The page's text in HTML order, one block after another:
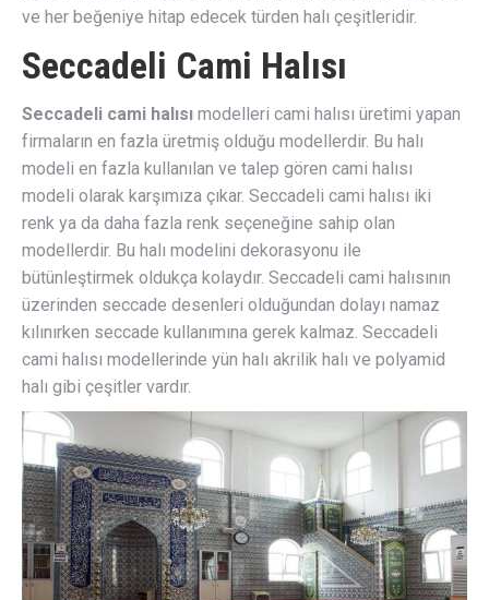
ve her beğeniye hitap edecek türden halı çeşitleridir.
Seccadeli Cami Halısı
Seccadeli cami halısı modelleri cami halısı üretimi yapan
firmaların en fazla üretmiş olduğu modellerdir. Bu halı
modeli en fazla kullanılan ve talep gören cami halısı
modeli olarak karşımıza çıkar. Seccadeli cami halısı iki
renk ya da daha fazla renk seçeneğine sahip olan
modellerdir. Bu halı modelini dekorasyonu ile
bütünleştirmek oldukça kolaydır. Seccadeli cami halısının
üzerinden seccade desenleri olduğundan dolayı namaz
kılınırken seccade kullanımına gerek kalmaz. Seccadeli
cami halısı modellerinde yün halı akrilik halı ve polyamid
halı gibi çeşitler vardır.